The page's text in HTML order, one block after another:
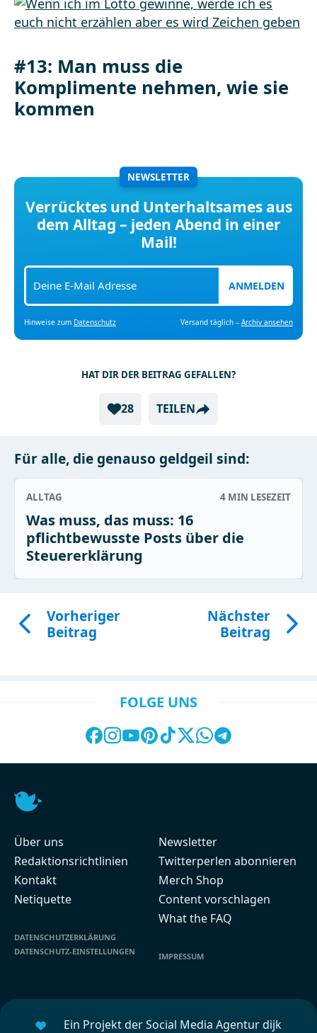
#13: Man muss die
Komplimente nehmen, wie sie
kommen
NEWSLETTER
Verrücktes und Unterhaltsames aus
dem Alltag – jeden Abend in einer
Mail!
ANMELDEN
Hinweise zum Datenschutz Versand täglich – Archiv ansehen
HAT DIR DER BEITRAG GEFALLEN?
28 TEILEN
Für alle, die genauso geldgeil sind:
ALLTAG 4 MIN LESEZEIT
Was muss, das muss: 16
pflichtbewusste Posts über die
Steuererklärung
Vorheriger
Beitrag
Nächster
Beitrag
FOLGE UNS
Über uns
Redaktionsrichtlinien
Kontakt
Netiquette
DATENSCHUTZERKLÄRUNG
DATENSCHUTZ-EINSTELLUNGEN
Newsletter
Twitterperlen abonnieren
Merch Shop
Content vorschlagen
What the FAQ
IMPRESSUM
Ein Projekt der Social Media Agentur dijk